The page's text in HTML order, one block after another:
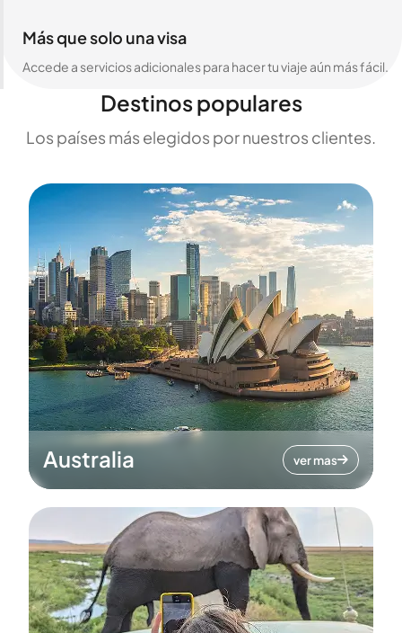
Más que solo una visa
Accede a servicios adicionales para hacer tu viaje aún más fácil.
Destinos populares
Los países más elegidos por nuestros clientes.
Australia ver mas